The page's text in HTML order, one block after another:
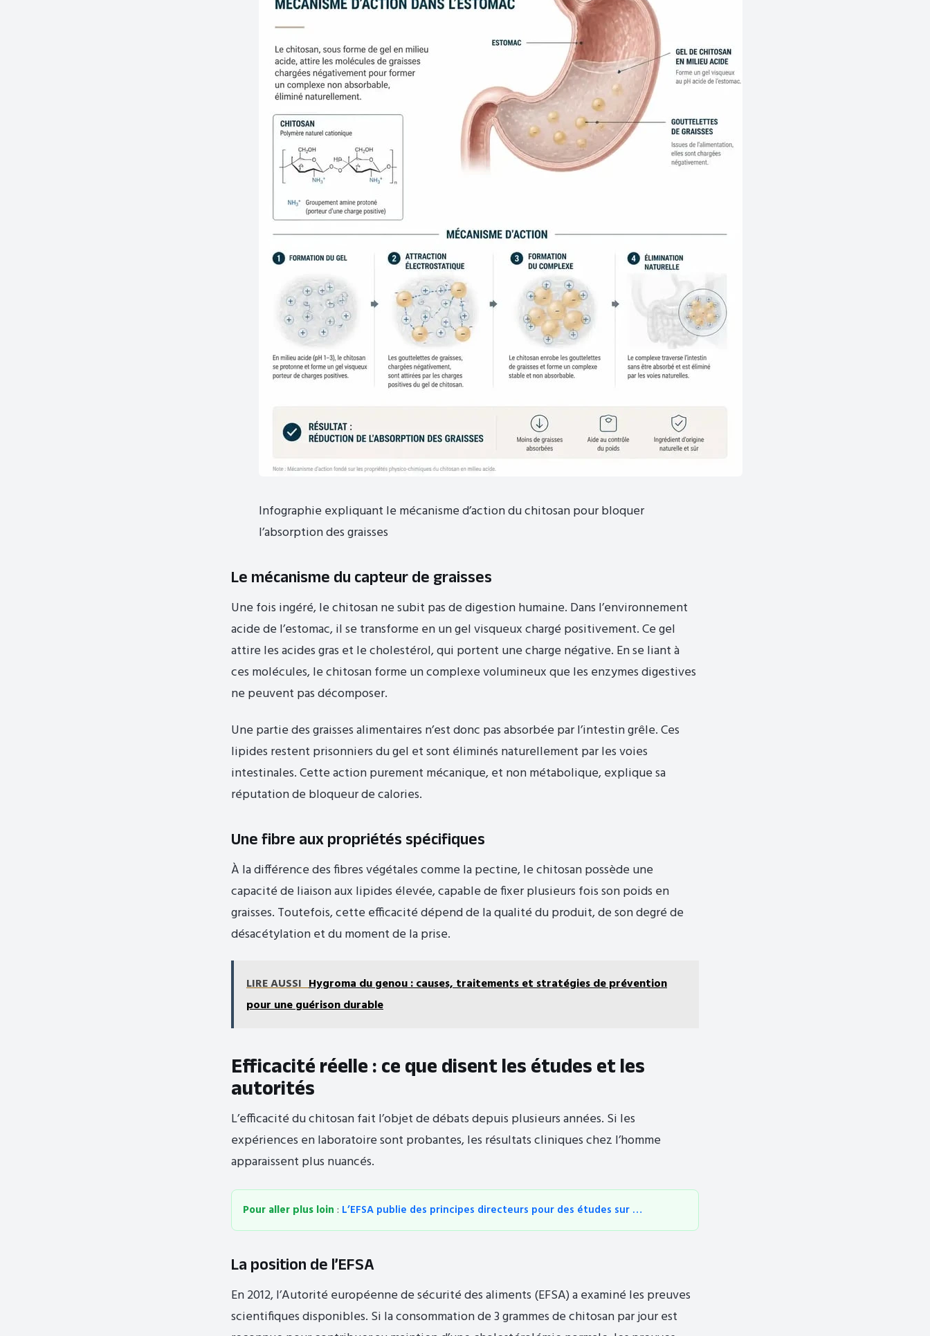
Infographie expliquant le mécanisme d’action du chitosan pour bloquer
l’absorption des graisses
Le mécanisme du capteur de graisses
Une fois ingéré, le chitosan ne subit pas de digestion humaine. Dans l’environnement
acide de l’estomac, il se transforme en un gel visqueux chargé positivement. Ce gel
attire les acides gras et le cholestérol, qui portent une charge négative. En se liant à
ces molécules, le chitosan forme un complexe volumineux que les enzymes digestives
ne peuvent pas décomposer.
Une partie des graisses alimentaires n’est donc pas absorbée par l’intestin grêle. Ces
lipides restent prisonniers du gel et sont éliminés naturellement par les voies
intestinales. Cette action purement mécanique, et non métabolique, explique sa
réputation de bloqueur de calories.
Une fibre aux propriétés spécifiques
À la différence des fibres végétales comme la pectine, le chitosan possède une
capacité de liaison aux lipides élevée, capable de fixer plusieurs fois son poids en
graisses. Toutefois, cette efficacité dépend de la qualité du produit, de son degré de
désacétylation et du moment de la prise.
LIRE AUSSI Hygroma du genou : causes, traitements et stratégies de prévention
pour une guérison durable
Efficacité réelle : ce que disent les études et les
autorités
L’efficacité du chitosan fait l’objet de débats depuis plusieurs années. Si les
expériences en laboratoire sont probantes, les résultats cliniques chez l’homme
apparaissent plus nuancés.
Pour aller plus loin : L’EFSA publie des principes directeurs pour des études sur …
La position de l’EFSA
En 2012, l’Autorité européenne de sécurité des aliments (EFSA) a examiné les preuves
scientifiques disponibles. Si la consommation de 3 grammes de chitosan par jour est